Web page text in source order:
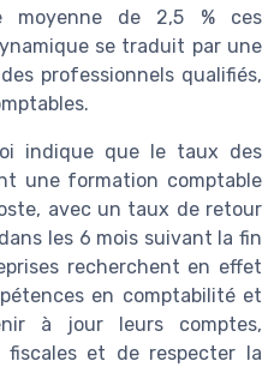
moyenne de 2,5 % ces
se traduit par une
professionnels qualifiés,
indique que le taux des
une formation comptable
avec un taux de retour
les 6 mois suivant la fin
recherchent en effet
en comptabilité et
à jour leurs comptes,
fiscales et de respecter la